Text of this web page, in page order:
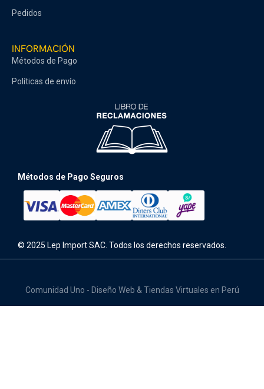
Pedidos
INFORMACIÓN
Métodos de Pago
Políticas de envío
© 2025 Lep Import SAC. Todos los derechos reservados.
Métodos de Pago Seguros
Comunidad Uno - Diseño Web & Tiendas Virtuales en Perú